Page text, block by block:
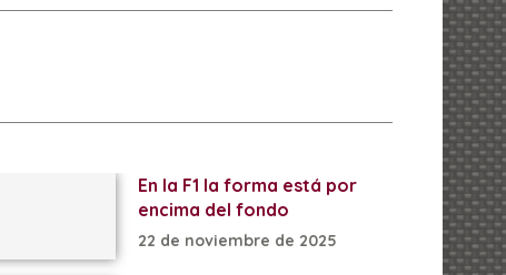
En la F1 la forma está por
encima del fondo
22 de noviembre de 2025